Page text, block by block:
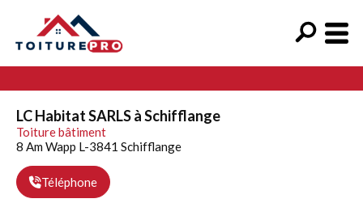
LC Habitat SARLS à Schifflange
Toiture bâtiment
8 Am Wapp L-3841 Schifflange
Téléphone